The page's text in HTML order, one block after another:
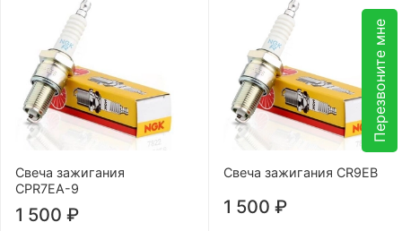
Перезвоните мне
Свеча зажигания
CPR7EA-9
1 500 ₽
Свеча зажигания CR9EB
1 500 ₽